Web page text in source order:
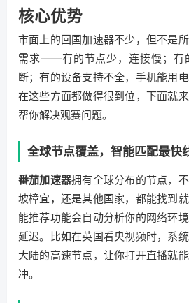
核心优势
市面上的回国加速器不少，但不是
需求——有的节点少，连接慢；有
断；有的设备支持不全，手机能用
在这些方面都做得很到位，下面就
帮你解决观赛问题。
全球节点覆盖，智能匹配最快
番茄加速器拥有全球分布的节点，
坡樟宜，还是其他国家，都能找到
能推荐功能会自动分析你的网络环
延迟。比如在英国看央视频时，系
大陆的高速节点，让你打开直播就
冲。